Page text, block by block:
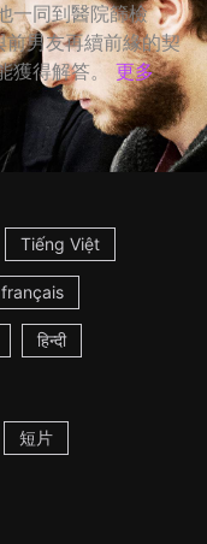
一同到醫院篩檢
男友再續前緣的契
得解答。
更多
Tiếng Việt
français
हिन्दी
短片